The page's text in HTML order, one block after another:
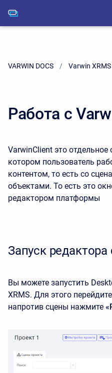
VARWIN DOCS Varwin XRMS
Работа с
VarwinClient это отдельное
котором пользователь
контентом, то есть со
объектами. То есть это
редактором платформы
Запуск
Вы можете запустить
XRMS. Для этого
напротив сцены нажмите